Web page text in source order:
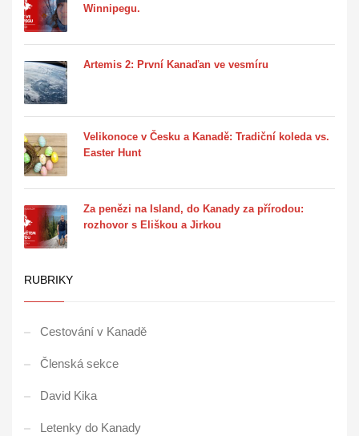
Winnipegu.
Artemis 2: První Kanaďan ve vesmíru
Velikonoce v Česku a Kanadě: Tradiční koleda vs.
Easter Hunt
Za penězi na Island, do Kanady za přírodou:
rozhovor s Eliškou a Jirkou
RUBRIKY
Cestování v Kanadě
Členská sekce
David Kika
Letenky do Kanady